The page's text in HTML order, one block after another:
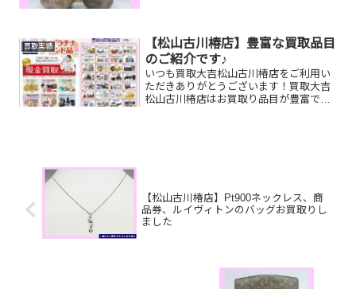
れば是非！！丁寧に一点一点...
買取実績
【松山古川椿店】豊富な買取品目
のご紹介です♪
いつも買取大吉松山古川椿店をご利用い
ただきありがとうございます！買取大吉
松山古川椿店はお買取り品目が豊富で
【松山古川椿店】Pt900ネックレス、商
品券、ルイヴィトンのバッグお買取りし
ました